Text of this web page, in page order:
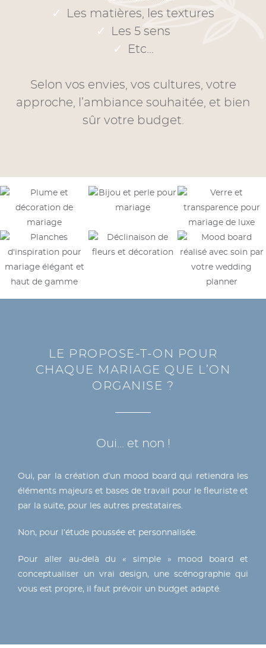
Les matières, les textures
Les 5 sens
Etc…
Selon vos envies, vos cultures, votre
approche, l’ambiance souhaitée, et bien
sûr votre budget.
LE PROPOSE-T-ON POUR
CHAQUE MARIAGE QUE L’ON
ORGANISE ?
Oui… et non !
Oui, par la création d’un mood board qui retiendra les
éléments majeurs et bases de travail pour le fleuriste et
par la suite, pour les autres prestataires.
Non, pour l’étude poussée et personnalisée.
Pour aller au-delà du « simple » mood board et
conceptualiser un vrai design, une scénographie qui
vous est propre, il faut prévoir un budget adapté.